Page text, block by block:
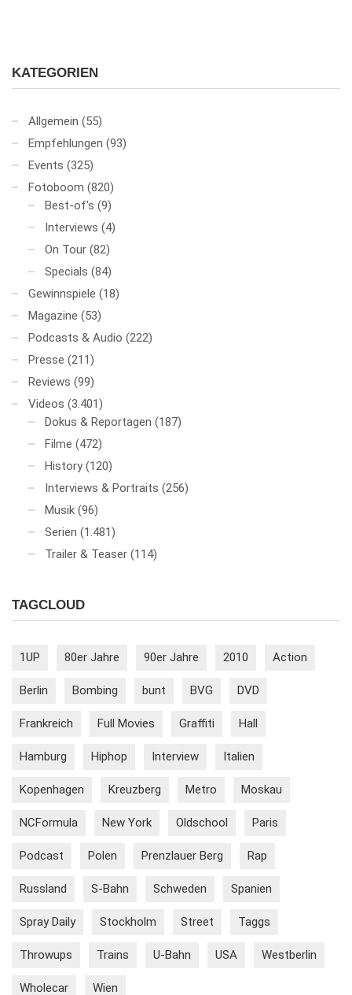
KATEGORIEN
Allgemein (55)
Empfehlungen (93)
Events (325)
Fotoboom (820)
Best-of's (9)
Interviews (4)
On Tour (82)
Specials (84)
Gewinnspiele (18)
Magazine (53)
Podcasts & Audio (222)
Presse (211)
Reviews (99)
Videos (3.401)
Dokus & Reportagen (187)
Filme (472)
History (120)
Interviews & Portraits (256)
Musik (96)
Serien (1.481)
Trailer & Teaser (114)
TAGCLOUD
1UP 80er Jahre 90er Jahre 2010 Action
Berlin Bombing bunt BVG DVD
Frankreich Full Movies Graffiti Hall
Hamburg Hiphop Interview Italien
Kopenhagen Kreuzberg Metro Moskau
NCFormula New York Oldschool Paris
Podcast Polen Prenzlauer Berg Rap
Russland S-Bahn Schweden Spanien
Spray Daily Stockholm Street Taggs
Throwups Trains U-Bahn USA Westberlin
Wholecar Wien